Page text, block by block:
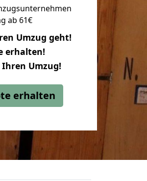
ab 61€
Umzug geht!
erhalten!
Umzug!
erhalten